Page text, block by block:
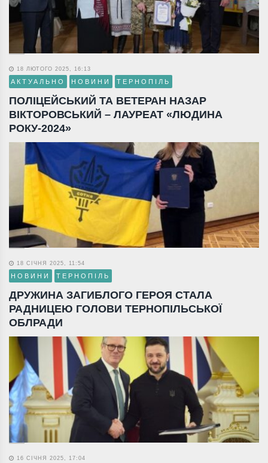
18 ЛЮТОГО 2025, 16:13
АКТУАЛЬНО НОВИНИ ТЕРНОПІЛЬ
ПОЛІЦЕЙСЬКИЙ ТА ВЕТЕРАН НАЗАР
ВІКТОРОВСЬКИЙ – ЛАУРЕАТ «ЛЮДИНА
РОКУ-2024»
18 СІЧНЯ 2025, 11:54
НОВИНИ ТЕРНОПІЛЬ
ДРУЖИНА ЗАГИБЛОГО ГЕРОЯ СТАЛА
РАДНИЦЕЮ ГОЛОВИ ТЕРНОПІЛЬСЬКОЇ
ОБЛРАДИ
16 СІЧНЯ 2025, 17:04